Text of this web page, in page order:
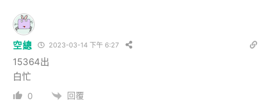
空總 2023-03-14 下午 6:27
15364出
白忙
0 回覆